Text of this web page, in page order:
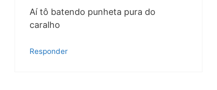
Aí tô batendo punheta pura do
caralho
Responder